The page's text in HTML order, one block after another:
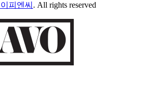
피엔씨 . All rights reserved